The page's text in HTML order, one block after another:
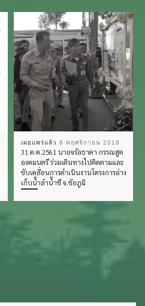
เผยแพร่แล้ว 8 พฤศจิกายน 2018
31 ต.ค.2561 นายจรัลธาดา กรรณสูต
องคมนตรี ร่วมเดินทางไปติดตามและ
ขับเคลื่อนการดำเนินงานโครงการอ่าง
เก็บน้ำลำน้ำชี จ.ชัยภูมิ